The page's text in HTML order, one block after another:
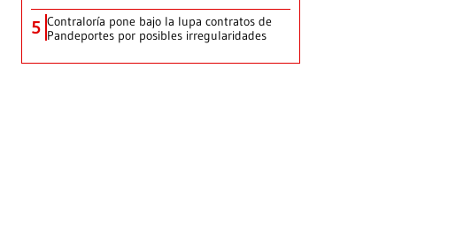
5 Contraloría pone bajo la lupa contratos de
Pandeportes por posibles irregularidades